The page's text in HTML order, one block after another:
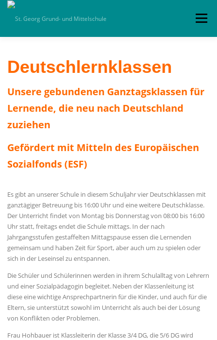
Zum
springen
Menü
TERMINE KOLLEGIUM KLASSEN
PARTNER
Deutschlernklassen
Unsere gebundenen Ganztagsklassen für
Lernende, die neu nach Deutschland
zuziehen
Gefördert mit Mitteln des Europäischen
Sozialfonds (ESF)
Es gibt an unserer Schule in diesem Schuljahr vier Deutschklassen mit
ganztägiger Betreuung bis 16:00 Uhr und eine weitere Deutschklasse.
Der Unterricht findet von Montag bis Donnerstag von 08:00 bis 16:00
Uhr statt, freitags endet die Schule mittags. In der nach
Jahrgangsstufen gestaffelten Mittagspause essen die Lernenden
gemeinsam und haben Zeit für Sport, aber auch um zu spielen oder
sich in der Leseinsel zu entspannen.
Die Schüler und Schülerinnen werden in ihrem Schulalltag von Lehrern
und einer Sozialpädagogin begleitet. Neben der Klassenleitung ist
diese eine wichtige Ansprechpartnerin für die Kinder, und auch für die
Eltern, sie unterstützt sowohl im Unterricht als auch bei der Lösung
von Konflikten oder Problemen.
Frau Hohbauer ist Klassleiterin der Klasse 3/4 DG, die 5/6 DG wird